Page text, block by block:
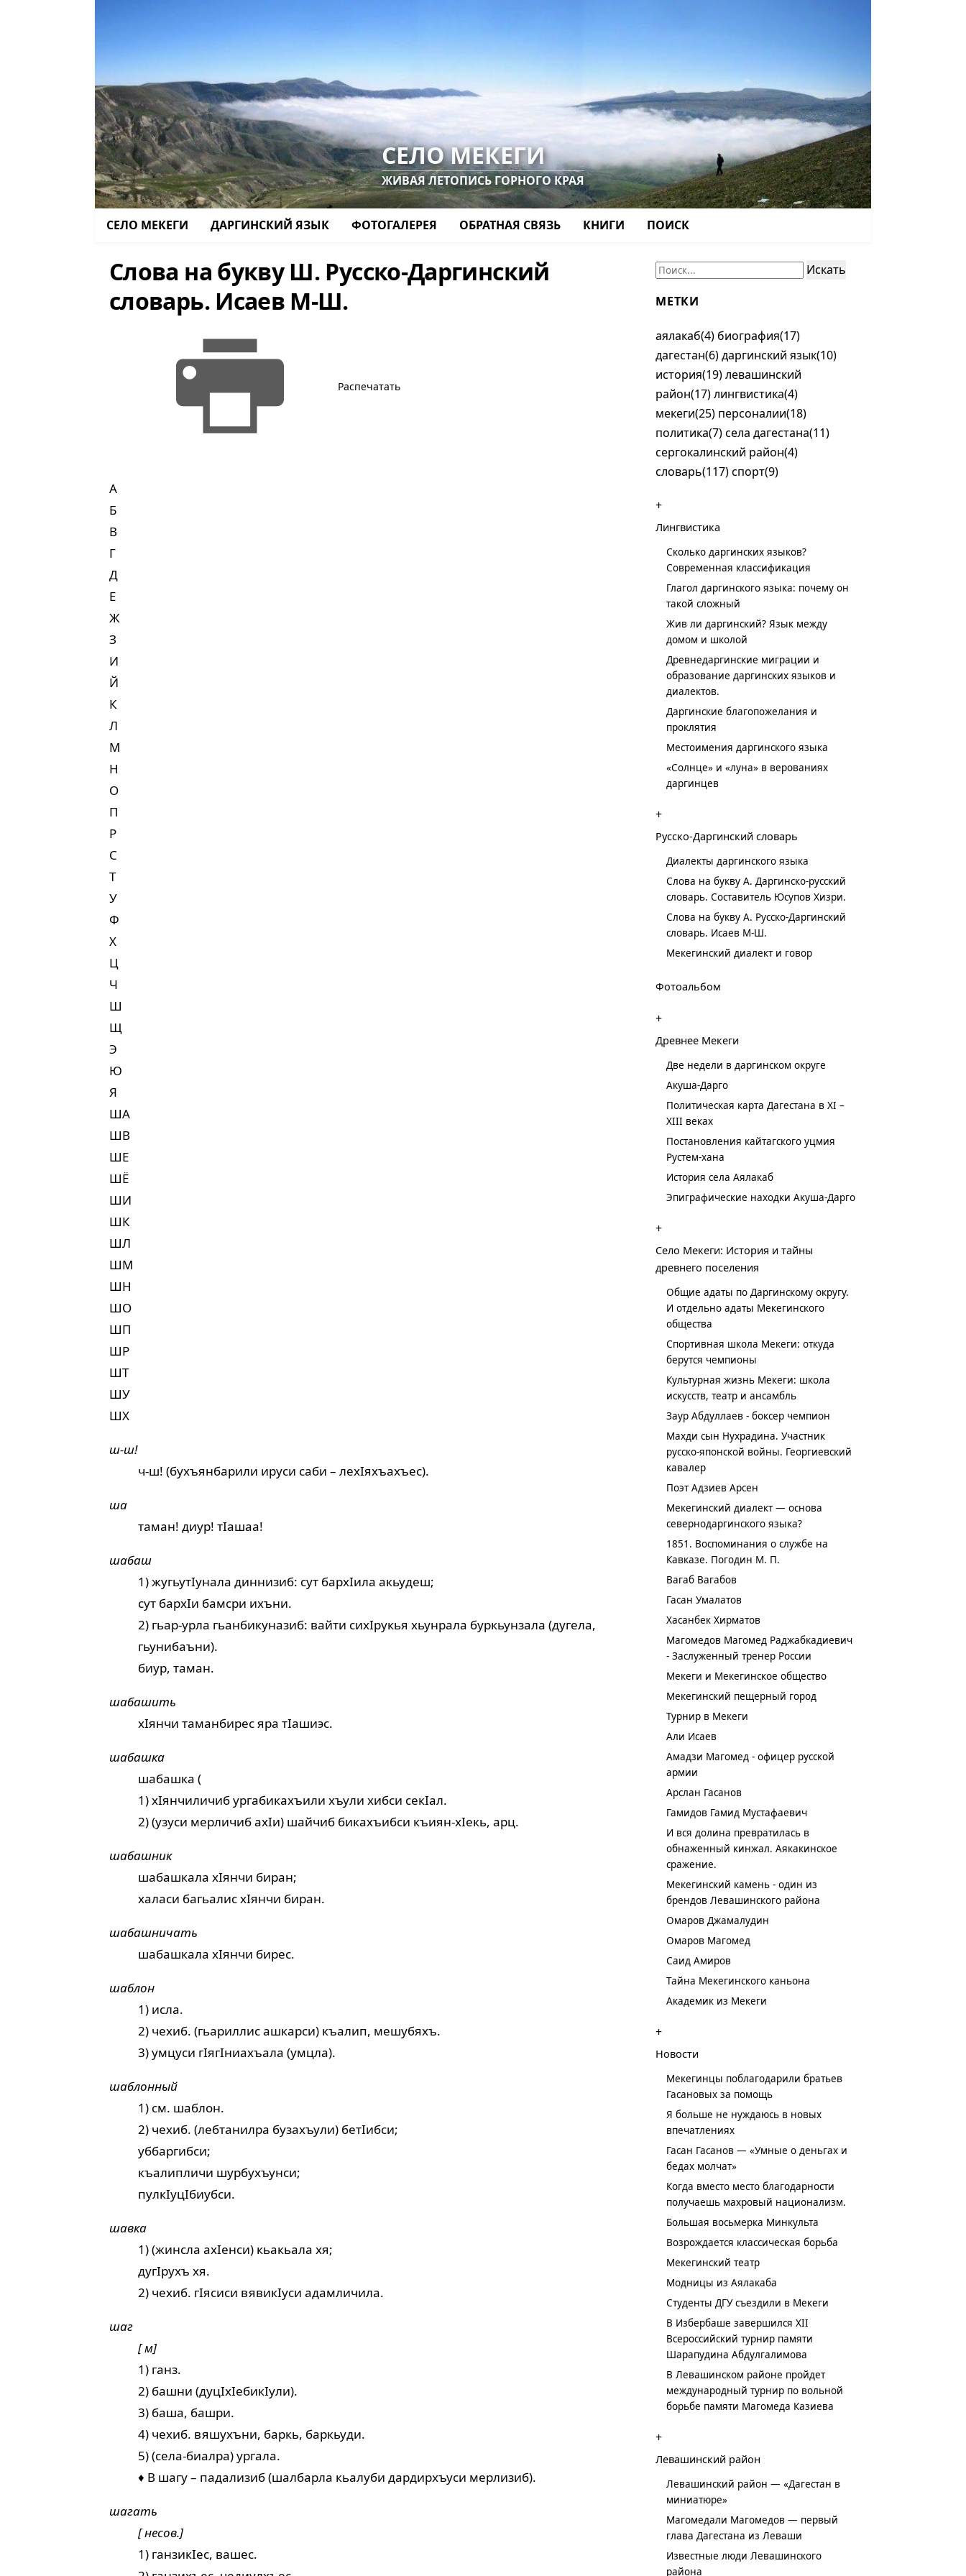
СЕЛО МЕКЕГИ
ЖИВАЯ ЛЕТОПИСЬ ГОРНОГО КРАЯ
СЕЛО МЕКЕГИ ДАРГИНСКИЙ ЯЗЫК ФОТОГАЛЕРЕЯ ОБРАТНАЯ СВЯЗЬ КНИГИ ПОИСК
Слова на букву Ш. Русско-Даргинский
словарь. Исаев М-Ш.
Распечатать
А
Б
В
Г
Д
Е
Ж
З
И
Й
К
Л
М
Н
О
П
Р
С
Т
У
Ф
Х
Ц
Ч
Ш
Щ
Э
Ю
Я
ША
ШВ
ШЕ
ШЁ
ШИ
ШК
ШЛ
ШМ
ШН
ШО
ШП
ШР
ШТ
ШУ
ШХ
ш-ш!
ч-ш! (бухъянбарили ируси саби – лехIяхъахъес).
ша
таман! диур! тIашаа!
шабаш
1) жугьутIунала диннизиб: сут бархIила акьудеш;
сут бархIи бамсри ихъни.
2) гьар-урла гьанбикуназиб: вайти сихIрукья хьунрала буркьунзала (дугела,
гьунибаъни).
биур, таман.
шабашить
хIянчи таманбирес яра тIашиэс.
шабашка
шабашка (
1) хIянчиличиб ургабикахъили хъули хибси секIал.
2) (узуси мерличиб ахIи) шайчиб бикахъибси къиян-хIекь, арц.
шабашник
шабашкала хIянчи биран;
халаси багьалис хIянчи биран.
шабашничать
шабашкала хIянчи бирес.
шаблон
1) исла.
2) чехиб. (гьариллис ашкарси) къалип, мешубяхъ.
3) умцуси гIягIниахъала (умцла).
шаблонный
1) см. шаблон.
2) чехиб. (лебтанилра бузахъули) бетIибси;
уббаргибси;
къалипличи шурбухъунси;
пулкIуцIбиубси.
шавка
1) (жинсла ахIенси) кьакьала хя;
дугIрухъ хя.
2) чехиб. гIясиси вявикIуси адамличила.
шаг
[ м]
1) ганз.
2) башни (дуцIхIебикIули).
3) баша, башри.
4) чехиб. вяшухъни, баркь, баркьуди.
5) (села-биалра) ургала.
♦ В шагу – падализиб (шалбарла кьалуби дардирхъуси мерлизиб).
шагать
[ несов.]
1) ганзикIес, вашес.
Поиск:
Искать
МЕТКИ
аялакаб(4) биография(17)
дагестан(6)даргинский язык(10)
история(19)левашинский
район(17)лингвистика(4)
мекеги(25) персоналии(18)
политика(7)села дагестана(11)
сергокалинский район(4)
словарь(117)спорт(9)
+
Лингвистика
Сколько даргинских языков?
Современная классификация
Глагол даргинского языка: почему он
такой сложный
Жив ли даргинский? Язык между
домом и школой
Древнедаргинские миграции и
образование даргинских языков и
диалектов.
Даргинские благопожелания и
проклятия
Местоимения даргинского языка
«Солнце» и «луна» в верованиях
даргинцев
+
Русско-Даргинский словарь
Диалекты даргинского языка
Слова на букву А. Даргинско-русский
словарь. Составитель Юсупов Хизри.
Слова на букву А. Русско-Даргинский
словарь. Исаев М-Ш.
Мекегинский диалект и говор
Фотоальбом
+
Древнее Мекеги
Две недели в даргинском округе
Акуша-Дарго
Политическая карта Дагестана в XI –
XIII веках
Постановления кайтагского уцмия
Рустем-хана
История села Аялакаб
Эпиграфические находки Акуша-Дарго
+
Село Мекеги: История и тайны
древнего поселения
Общие адаты по Даргинскому округу.
И отдельно адаты Мекегинского
общества
Спортивная школа Мекеги: откуда
берутся чемпионы
Культурная жизнь Мекеги: школа
искусств, театр и ансамбль
Заур Абдуллаев - боксер чемпион
Махди сын Нухрадина. Участник
русско-японской войны. Георгиевский
кавалер
Поэт Адзиев Арсен
Мекегинский диалект — основа
севернодаргинского языка?
1851. Воспоминания о службе на
Кавказе. Погодин М. П.
Вагаб Вагабов
Гасан Умалатов
Хасанбек Хирматов
Магомедов Магомед Раджабкадиевич
- Заслуженный тренер России
Мекеги и Мекегинское общество
Мекегинский пещерный город
Турнир в Мекеги
Али Исаев
Амадзи Магомед - офицер русской
армии
Арслан Гасанов
Гамидов Гамид Мустафаевич
И вся долина превратилась в
обнаженный кинжал. Аякакинское
сражение.
Мекегинский камень - один из
брендов Левашинского района
Омаров Джамалудин
Омаров Магомед
Саид Амиров
Тайна Мекегинского каньона
Академик из Мекеги
+
Новости
Мекегинцы поблагодарили братьев
Гасановых за помощь
Я больше не нуждаюсь в новых
впечатлениях
Гасан Гасанов — «Умные о деньгах и
бедах молчат»
Когда вместо место благодарности
получаешь махровый национализм.
Большая восьмерка Минкульта
Возрождается классическая борьба
Мекегинский театр
Модницы из Аялакаба
Студенты ДГУ съездили в Мекеги
В Избербаше завершился XII
Всероссийский турнир памяти
Шарапудина Абдулгалимова
В Левашинском районе пройдет
международный турнир по вольной
борьбе памяти Магомеда Казиева
+
Левашинский район
Левашинский район — «Дагестан в
миниатюре»
Магомедали Магомедов — первый
глава Дагестана из Леваши
Известные люди Левашинского
района